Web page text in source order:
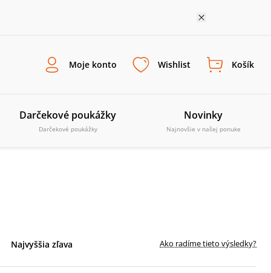
Moje konto Wishlist Košík
Darčekové poukážky
Darčekové poukážky
Novinky
Najnovšie v našej ponuke
Najvyššia zľava Ako radíme tieto výsledky?